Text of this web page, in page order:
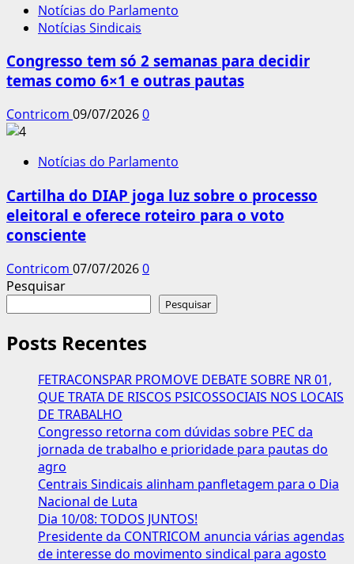
Notícias do Parlamento
Notícias Sindicais
Congresso tem só 2 semanas para decidir
temas como 6×1 e outras pautas
Contricom 09/07/20260
Notícias do Parlamento
Cartilha do DIAP joga luz sobre o processo
eleitoral e oferece roteiro para o voto
consciente
Contricom 07/07/20260
Pesquisar
Pesquisar
Posts Recentes
FETRACONSPAR PROMOVE DEBATE SOBRE NR 01,
QUE TRATA DE RISCOS PSICOSSOCIAIS NOS LOCAIS
DE TRABALHO
Congresso retorna com dúvidas sobre PEC da
jornada de trabalho e prioridade para pautas do
agro
Centrais Sindicais alinham panfletagem para o Dia
Nacional de Luta
Dia 10/08: TODOS JUNTOS!
Presidente da CONTRICOM anuncia várias agendas
de interesse do movimento sindical para agosto